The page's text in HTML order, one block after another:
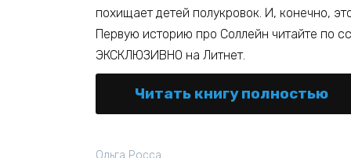
похищает детей полукровок. И, конечно,
Первую историю про Соллейн читайте
ЭКСКЛЮЗИВНО на Литнет.
Читать книгу полностью
Ольга Росса